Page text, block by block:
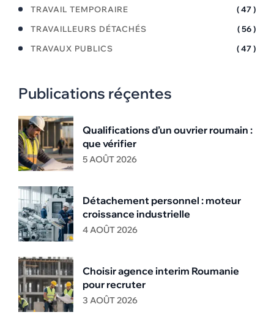
TRAVAIL TEMPORAIRE
( 47 )
TRAVAILLEURS DÉTACHÉS
( 56 )
TRAVAUX PUBLICS
( 47 )
Publications réçentes
Qualifications d’un ouvrier roumain :
que vérifier
5 AOÛT 2026
Détachement personnel : moteur
croissance industrielle
4 AOÛT 2026
Choisir agence interim Roumanie
pour recruter
3 AOÛT 2026